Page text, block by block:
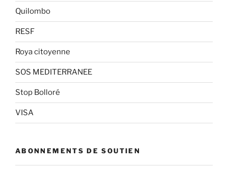
Quilombo
RESF
Roya citoyenne
SOS MEDITERRANEE
Stop Bolloré
VISA
ABONNEMENTS DE SOUTIEN